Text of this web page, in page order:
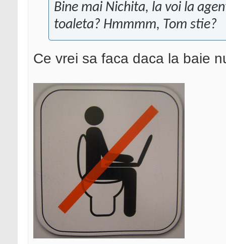
Bine mai Nichita, la voi la
toaleta? Hmmmm, Tom stie?
Ce vrei sa faca daca la baie